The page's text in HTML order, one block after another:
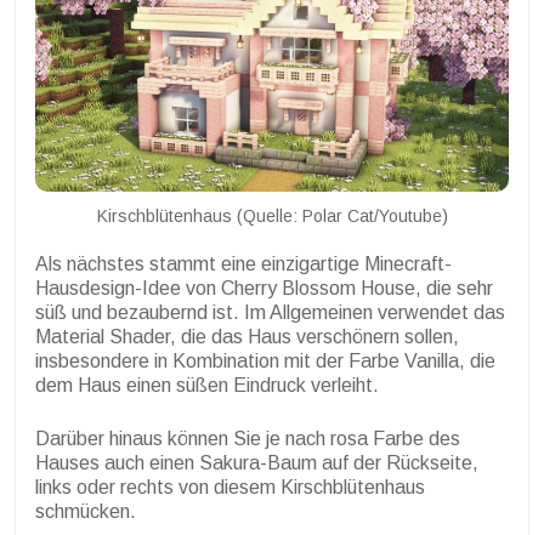
Kirschblütenhaus (Quelle: Polar Cat/Youtube)
Als nächstes stammt eine einzigartige Minecraft-
Hausdesign-Idee von Cherry Blossom House, die sehr
süß und bezaubernd ist. Im Allgemeinen verwendet das
Material Shader, die das Haus verschönern sollen,
insbesondere in Kombination mit der Farbe Vanilla, die
dem Haus einen süßen Eindruck verleiht.
Darüber hinaus können Sie je nach rosa Farbe des
Hauses auch einen Sakura-Baum auf der Rückseite,
links oder rechts von diesem Kirschblütenhaus
schmücken.